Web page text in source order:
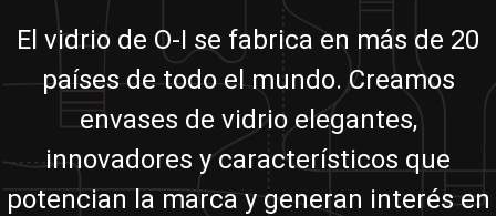
El vidrio de O-I se fabrica en más de 20
países de todo el mundo. Creamos
envases de vidrio elegantes,
innovadores y característicos que
potencian la marca y generan interés en